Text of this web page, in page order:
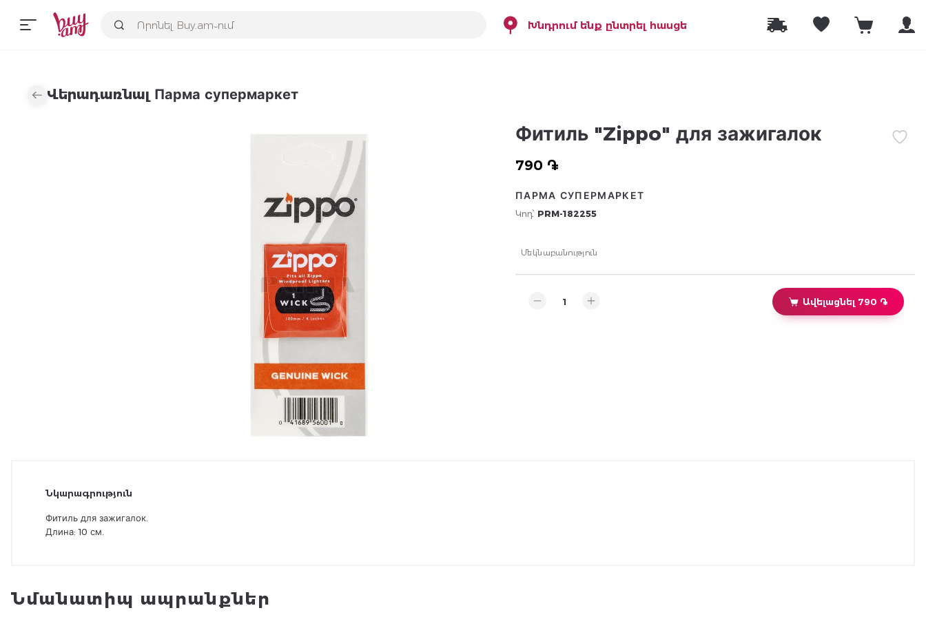
Խնդրում ենք ընտրել հասցե
Վերադառնալ Парма супермаркет
Фитиль "Zippo" для зажигалок
790 ֏
ПАРМА СУПЕРМАРКЕТ
Կոդ՝ PRM-182255
Մեկնաբանություն
Ավելացնել 790 ֏
Նկարագրություն
Фитиль для зажигалок.
Длина: 10 см.
Նմանատիպ ապրանքներ